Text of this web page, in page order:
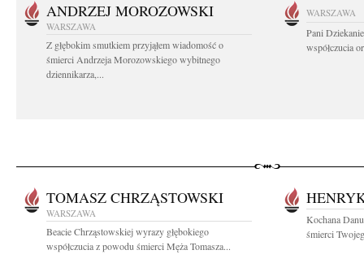
ANDRZEJ MOROZOWSKI
WARSZAWA
Z głębokim smutkiem przyjąłem wiadomość o
śmierci Andrzeja Morozowskiego wybitnego
dziennikarza,...
WARSZAWA
Pani
współczucia
TOMASZ CHRZĄSTOWSKI
WARSZAWA
Beacie Chrząstowskiej wyrazy głębokiego
współczucia z powodu śmierci Męża Tomasza...
Kochana
śmierci